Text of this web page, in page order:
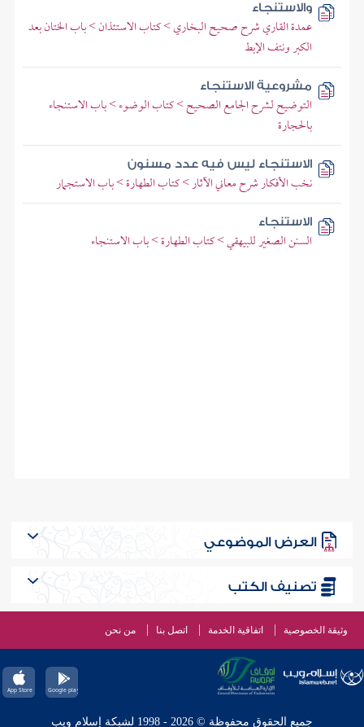
والاستنجاء
عمدة القاري شرح صحيح البخاري > كتاب الاستئذان > باب الختان بعد
الكبر ونتف الإبط
مشروعية الاستنجاء
التوضيح لشرح الجامع الصحيح > كتاب الوضوء > باب الاستنجاء
بالحجارة
الاستنجاء ليس فيه عدد مسنون
نخب الأفكار شرح معاني الآثار > كتاب الطهارة > باب الاستجمار
الاستنجاء
السنن الصغير للبيهقي > كتاب الطهارة > باب الاستنجاء
العرض الموضوعي
تصنيف الكتب
وثيقة الخصوصية اتفاقية الخدمة اتصل بنا من نحن
جميع الحقوق محفوظة © 2026 - 1998 لشبكة إسلام ويب